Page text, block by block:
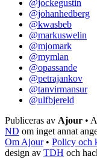
@jockegustin
@johanhedberg
@kwasbeb
@markuswelin
@mjomark
@mymlan
@opassande
@petrajankov
@tanvirmansur
@ulfbjereld
Publiceras av Ajour •
ND om inget annat
Om Ajour• Policy och
design av TDH och